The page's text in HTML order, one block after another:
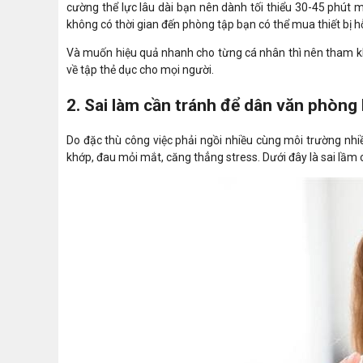
cường thể lực lâu dài bạn nên dành tối thiểu 30-45 phút
không có thời gian đến phòng tập bạn có thể mua thiết bị
Và muốn hiệu quả nhanh cho từng cá nhân thì nên tham
về tập thẻ dục cho mọi người.
2. Sai làm cần tránh để dân văn
Do đặc thù công việc phải ngồi nhiều cùng môi trường
khớp, đau mỏi mắt, căng thẳng stress. Dưới đây là sai